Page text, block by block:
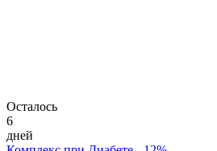
Осталось
6
дней